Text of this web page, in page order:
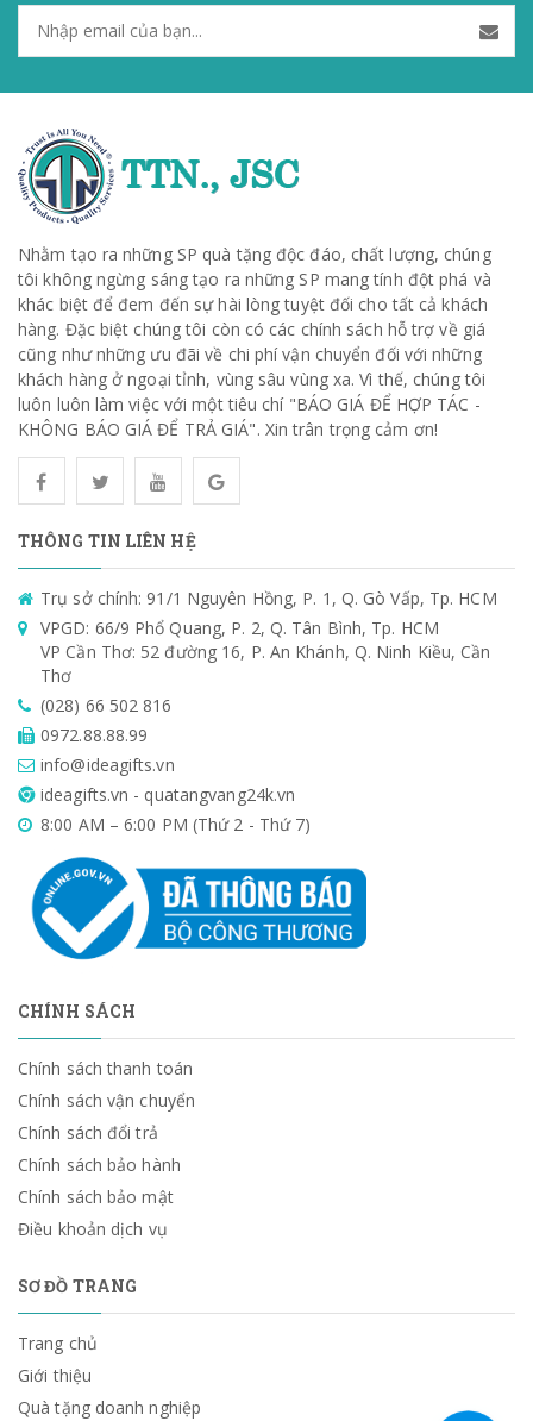
Nhằm tạo ra những SP quà tặng độc đáo, chất lượng, chúng
tôi không ngừng sáng tạo ra những SP mang tính đột phá và
khác biệt để đem đến sự hài lòng tuyệt đối cho tất cả khách
hàng. Đặc biệt chúng tôi còn có các chính sách hỗ trợ về giá
cũng như những ưu đãi về chi phí vận chuyển đối với những
khách hàng ở ngoại tỉnh, vùng sâu vùng xa. Vì thế, chúng tôi
luôn luôn làm việc với một tiêu chí "BÁO GIÁ ĐỂ HỢP TÁC -
KHÔNG BÁO GIÁ ĐỂ TRẢ GIÁ". Xin trân trọng cảm ơn!
THÔNG TIN LIÊN HỆ
Trụ sở chính: 91/1 Nguyên Hồng, P. 1, Q. Gò Vấp, Tp. HCM
VPGD: 66/9 Phổ Quang, P. 2, Q. Tân Bình, Tp. HCM
VP Cần Thơ: 52 đường 16, P. An Khánh, Q. Ninh Kiều, Cần
Thơ
(028) 66 502 816
0972.88.88.99
info@ideagifts.vn
ideagifts.vn - quatangvang24k.vn
8:00 AM – 6:00 PM (Thứ 2 - Thứ 7)
CHÍNH SÁCH
Chính sách thanh toán
Chính sách vận chuyển
Chính sách đổi trả
Chính sách bảo hành
Chính sách bảo mật
Điều khoản dịch vụ
SƠ ĐỒ TRANG
Trang chủ
Giới thiệu
Quà tặng doanh nghiệp